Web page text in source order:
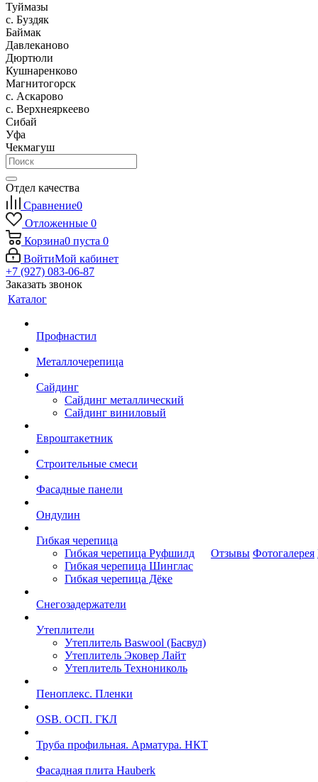
Туймазы
c. Буздяк
Баймак
Давлеканово
Дюртюли
Кушнаренково
Магнитогорск
с. Аскарово
с. Верхнеяркеево
Сибай
Уфа
Чекмагуш
Отдел качества
Сравнение0
Отложенные 0
Корзина0 пуста 0
ВойтиМой кабинет
+7 (927) 083-06-87
Заказать звонок
Каталог
Профнастил
Металлочерепица
Сайдинг
Сайдинг металлический
Сайдинг виниловый
Евроштакетник
Строительные смеси
Фасадные панели
Ондулин
Гибкая черепица
Гибкая черепица Руфшилд
Гибкая черепица Шинглас
Гибкая черепица Дёке
Снегозадержатели
Утеплители
Утеплитель Baswool (Басвул)
Утеплитель Эковер Лайт
Утеплитель Технониколь
Пеноплекс. Пленки
OSB. ОСП. ГКЛ
Труба профильная. Арматура. НКТ
Фасадная плита Hauberk
Отзывы Фотогалерея